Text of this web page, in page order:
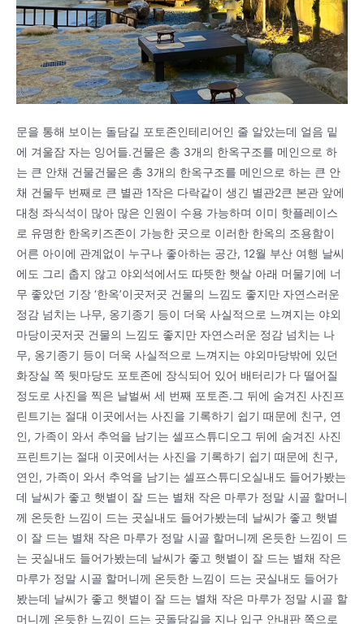
문을 통해 보이는 돌담길 포토존인테리어인 줄 알았는데 얼음 밑
에 겨울잠 자는 잉어들.건물은 총 3개의 한옥구조를 메인으로 하
는 큰 안채 건물건물은 총 3개의 한옥구조를 메인으로 하는 큰 안
채 건물두 번째로 큰 별관 1작은 다락같이 생긴 별관2큰 본관 앞에
대청 좌식석이 많아 많은 인원이 수용 가능하며 이미 핫플레이스
로 유명한 한옥키즈존이 가능한 곳으로 이러한 한옥의 조용함이
어른 아이에 관계없이 누구나 좋아하는 공간, 12월 부산 여행 날씨
에도 그리 춥지 않고 야외석에서도 따뜻한 햇살 아래 머물기에 너
무 좋았던 기장 ‘한옥’이곳저곳 건물의 느낌도 좋지만 자연스러운
정감 넘치는 나무, 옹기종기 등이 더욱 사실적으로 느껴지는 야외
마당이곳저곳 건물의 느낌도 좋지만 자연스러운 정감 넘치는 나
무, 옹기종기 등이 더욱 사실적으로 느껴지는 야외마당밖에 있던
화장실 쪽 뒷마당도 포토존에 장식되어 있어 배터리가 다 떨어질
정도로 사진을 찍은 날벌써 세 번째 포토존.그 뒤에 숨겨진 사진프
린트기는 절대 이곳에서는 사진을 기록하기 쉽기 때문에 친구, 연
인, 가족이 와서 추억을 남기는 셀프스튜디오그 뒤에 숨겨진 사진
프린트기는 절대 이곳에서는 사진을 기록하기 쉽기 때문에 친구,
연인, 가족이 와서 추억을 남기는 셀프스튜디오실내도 들어가봤는
데 날씨가 좋고 햇볕이 잘 드는 별채 작은 마루가 정말 시골 할머니
께 온듯한 느낌이 드는 곳실내도 들어가봤는데 날씨가 좋고 햇볕
이 잘 드는 별채 작은 마루가 정말 시골 할머니께 온듯한 느낌이 드
는 곳실내도 들어가봤는데 날씨가 좋고 햇볕이 잘 드는 별채 작은
마루가 정말 시골 할머니께 온듯한 느낌이 드는 곳실내도 들어가
봤는데 날씨가 좋고 햇볕이 잘 드는 별채 작은 마루가 정말 시골 할
머니께 온듯한 느낌이 드는 곳돌담길을 지나 입구 안내판 쪽으로